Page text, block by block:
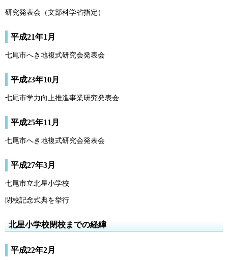
研究発表会（文部科学省指定）
平成21年1月
七尾市へき地複式研究会発表会
平成23年10月
七尾市学力向上推進事業研究発表会
平成25年11月
七尾市へき地複式研究会発表会
平成27年3月
七尾市立北星小学校
閉校記念式典を挙行
北星小学校閉校までの経緯
平成22年2月